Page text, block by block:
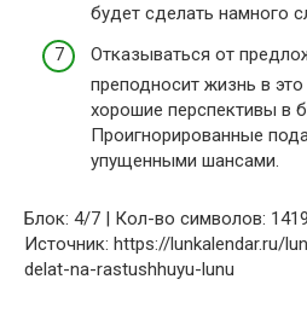
будет сделать намного
Отказываться от
преподносит жизнь в
хорошие перспективы в
Проигнорированные
упущенными шансами.
Блок: 4/7 | Кол-во символов: 1419
Источник: https://lunkalendar.ru/
delat-na-rastushhuyu-lunu